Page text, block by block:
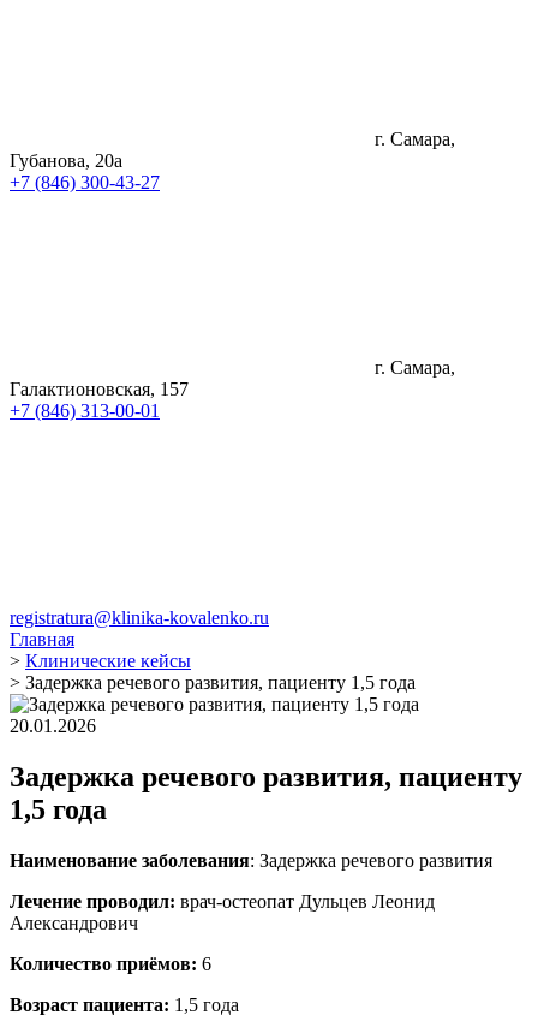
г. Самара,
Губанова, 20а
+7 (846) 300-43-27
г. Самара,
Галактионовская, 157
+7 (846) 313-00-01
registratura@klinika-kovalenko.ru
Главная
> Клинические кейсы
> Задержка речевого развития, пациенту 1,5 года
20.01.2026
Задержка речевого развития, пациенту
1,5 года
Наименование заболевания: Задержка речевого развития
Лечение проводил: врач-остеопат Дульцев Леонид
Александрович
Количество приёмов: 6
Возраст пациента: 1,5 года